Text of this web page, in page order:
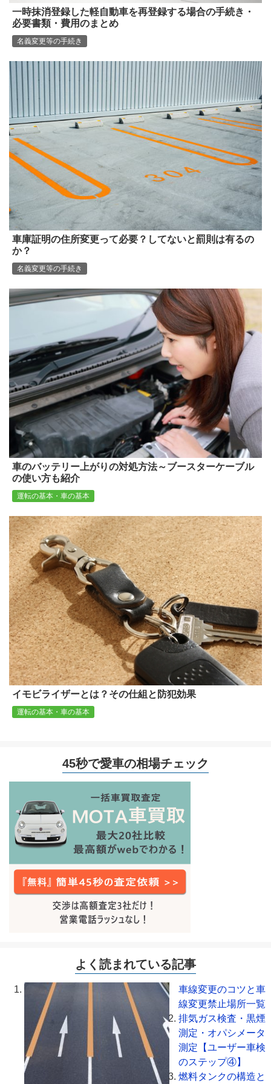
一時抹消登録した軽自動車を再登録する場合の手続き・
必要書類・費用のまとめ
名義変更等の手続き
車庫証明の住所変更って必要？してないと罰則は有るの
か？
名義変更等の手続き
車のバッテリー上がりの対処方法～ブースターケーブル
の使い方も紹介
運転の基本・車の基本
イモビライザーとは？その仕組と防犯効果
運転の基本・車の基本
45秒で愛車の相場チェック
よく読まれている記事
車線変更のコツと車
線変更禁止場所一覧
排気ガス検査・黒煙
測定・オパシメータ
測定【ユーザー車検
のステップ④】
燃料タンクの構造と